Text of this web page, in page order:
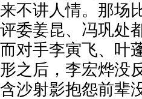
来不讲人情。那场
评委姜昆、冯巩处
而对手李寅飞、叶
形之后，李宏烨没
含沙射影抱怨前辈